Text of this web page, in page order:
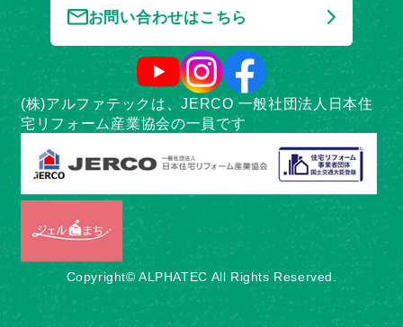
お問い合わせはこちら
(株)アルファテックは、JERCO 一般社団法人日本住
宅リフォーム産業協会の一員です
Copyright© ALPHATEC All Rights Reserved.